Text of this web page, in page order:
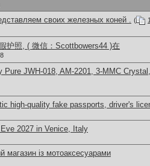
своих железных коней . (
护照, ( 微信：Scottbowers44 )在
Pure JWH-018, AM-2201, 3-MMC
high-quality fake passports, driver's
Eve 2027 in Venice, Italy
магазин із мотоаксесуарами